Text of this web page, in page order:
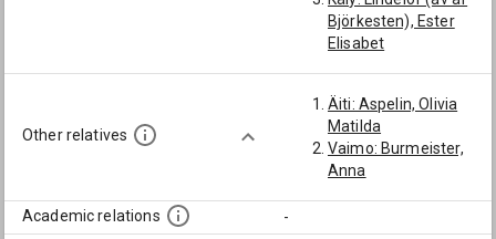
Björkesten), Ester
Elisabet
Other relatives
Äiti: Aspelin, Olivia
Matilda
Vaimo: Burmeister,
Anna
Academic relations -